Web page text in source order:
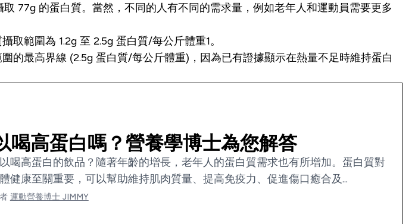
77g 的蛋白質。當然，不同的人有不同的需求量，例如老年人和運動員需要更多
範圍為 1.2g 至 2.5g 蛋白質/每公斤體重1。
的最高界線 (2.5g 蛋白質/每公斤體重)，因為已有證據顯示在熱量不足時維持蛋白
喝高蛋白嗎？營養學博士為您解答
喝高蛋白的飲品？隨著年齡的增長，老年人的蛋白質需求也有所增加。蛋白質對
健康至關重要，可以幫助維持肌肉質量、提高免疫力、促進傷口癒合及...
運動營養博士 JIMMY